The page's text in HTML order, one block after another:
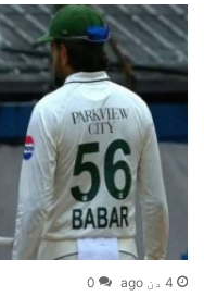
4 دن ago 0